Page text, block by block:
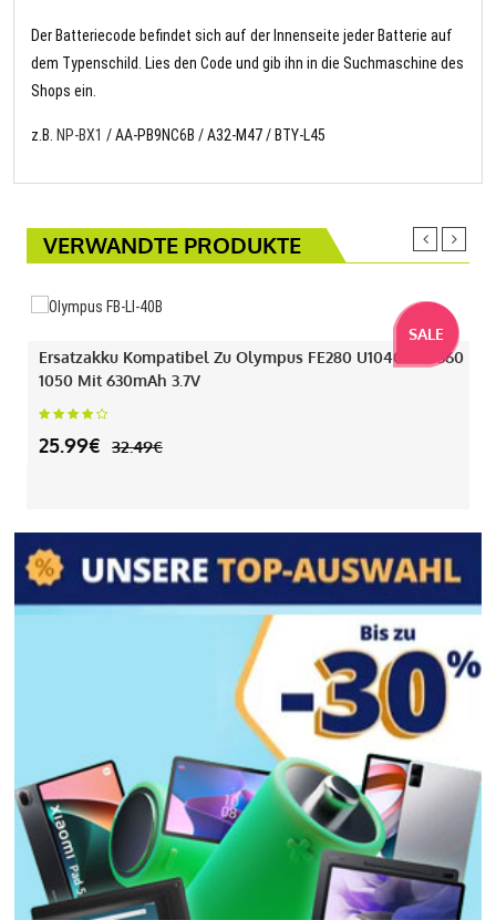
Der Batteriecode befindet sich auf der Innenseite jeder Batterie auf
dem Typenschild. Lies den Code und gib ihn in die Suchmaschine des
Shops ein.
z.B. NP-BX1 / AA-PB9NC6B / A32-M47 / BTY-L45
VERWANDTE PRODUKTE
SALE
Ersatzakku Kompatibel Zu Olympus FE280 U1040 330 360
1050 Mit 630mAh 3.7V
25.99€ 32.49€